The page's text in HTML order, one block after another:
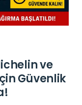
ve
Güvenlik